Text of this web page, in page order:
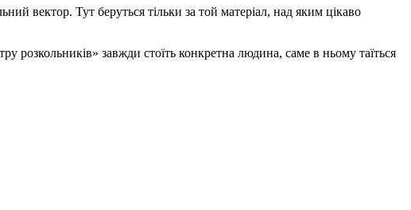
вектор. Тут беруться тільки за той матеріал, над яким цікаво
розкольників» завжди стоїть конкретна людина, саме в ньому таїться